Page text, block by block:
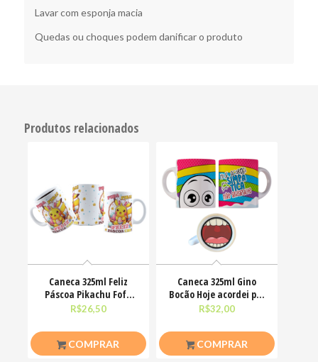
Lavar com esponja macia
Quedas ou choques podem danificar o produto
Produtos relacionados
Caneca 325ml Feliz
Páscoa Pikachu Fofo
divertido
R$26,50
COMPRAR
Caneca 325ml Gino
Bocão Hoje acordei pra
ser simpática não
R$32,00
COMPRAR